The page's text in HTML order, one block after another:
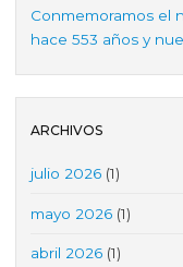
Conmemoramos el
hace 553 años y
ARCHIVOS
julio 2026 (1)
mayo 2026 (1)
abril 2026 (1)